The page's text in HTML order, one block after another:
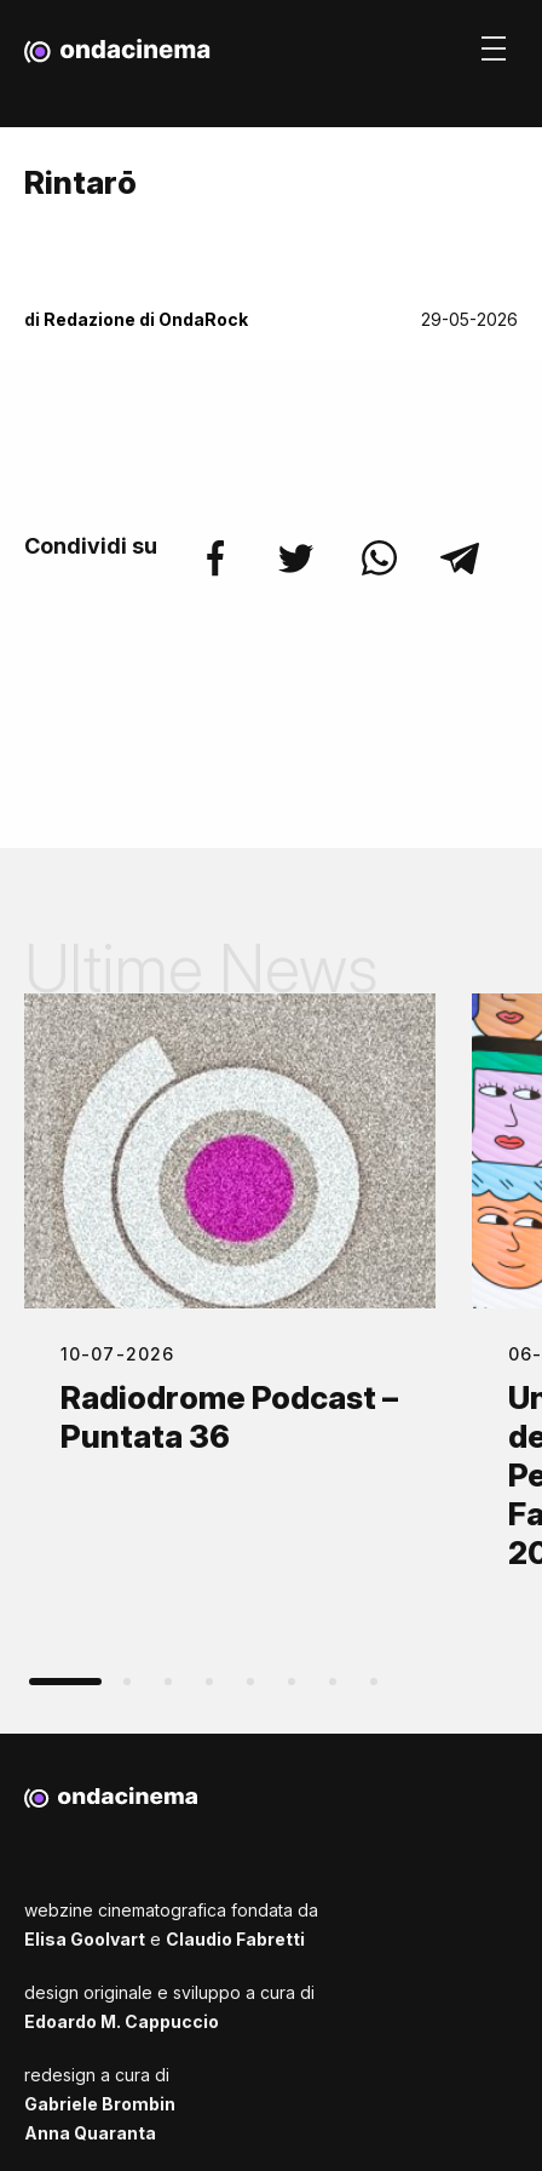
Rintarō
di Redazione di OndaRock 29-05-2026
Condividi su
10-07-2026
Radiodrome Podcast –
Puntata 36
webzine cinematografica fondata da
Elisa Goolvart e Claudio Fabretti
design originale e sviluppo a cura di
Edoardo M. Cappuccio
redesign a cura di
Gabriele Brombin
Anna Quaranta